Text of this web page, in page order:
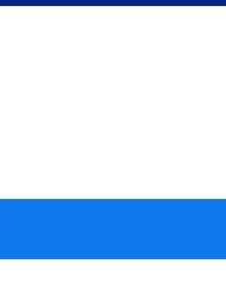
会社 千葉県船橋市